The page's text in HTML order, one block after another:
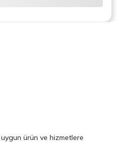
uygun ürün ve hizmetlere